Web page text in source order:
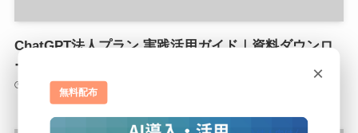
ChatGPT法人プラン 実践活用ガイド｜資料ダウンロ
ード
2026年2月19日
×
無料配布